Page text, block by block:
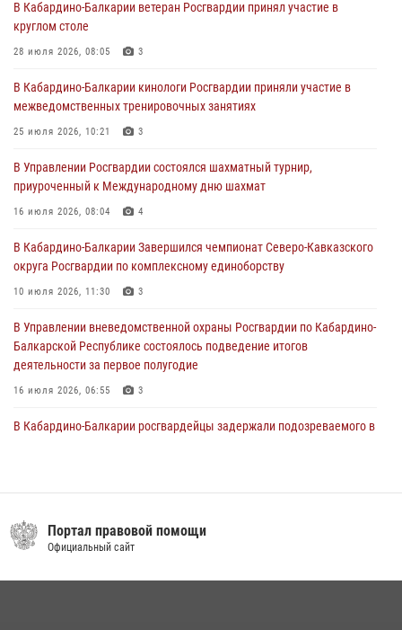
направлении
31 июля 2026, 09:22
генерала армии Виктора Золотова с заместителем полномочного
представителя Президента Российской Федерации в Северо-
Кавказском федеральном округе Виталием Кузнецовым
Управление Росгвардии по Кабардино-Балкарской Республике
информирует
В Кабардино-Балкарии нештатные инструктора подразделений
Росгвардии отработали профессиональные навыки
В Кабардино-Балкарии ветеран Росгвардии принял участие в
круглом столе
28 июля 2026, 08:05 3
В Кабардино-Балкарии кинологи Росгвардии приняли участие в
межведомственных тренировочных занятиях
25 июля 2026, 10:21 3
В Управлении Росгвардии состоялся шахматный турнир,
приуроченный к Международному дню шахмат
16 июля 2026, 08:04 4
В Кабардино-Балкарии Завершился чемпионат Северо-Кавказского
округа Росгвардии по комплексному единоборству
10 июля 2026, 11:30 3
В Управлении вневедомственной охраны Росгвардии по Кабардино-
Балкарской Республике состоялось подведение итогов
деятельности за первое полугодие
16 июля 2026, 06:55 3
В Кабардино-Балкарии росгвардейцы задержали подозреваемого в
округе Росгвардии
09 июля 2026, 08:36
Правительство КБР